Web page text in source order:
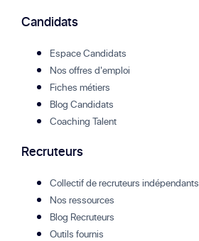
Candidats
Espace Candidats
Nos offres d'emploi
Fiches métiers
Blog Candidats
Coaching Talent
Recruteurs
Collectif de recruteurs indépendants
Nos ressources
Blog Recruteurs
Outils fournis